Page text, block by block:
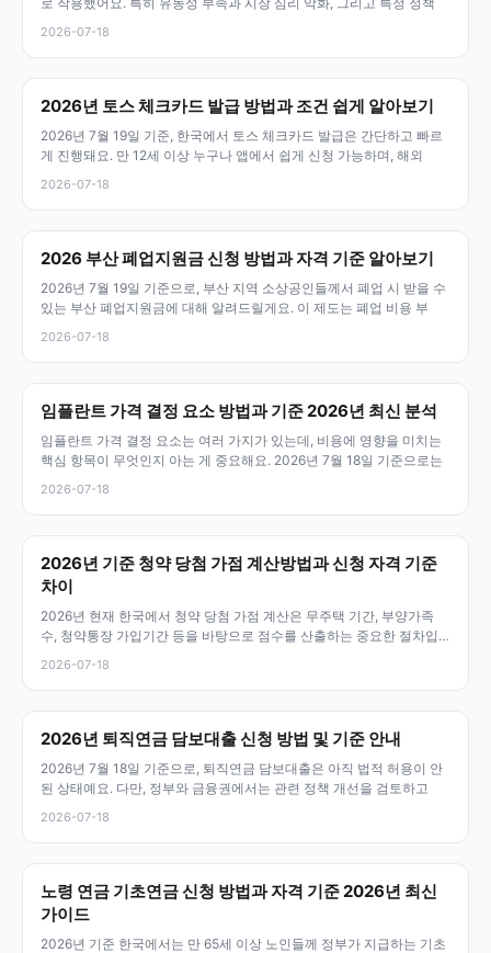
2026-07-18
2026년 토스 체크카드 발급 방법과 조건 쉽게 알아보기
2026년 7월 19일 기준, 한국에서 토스 체크카드 발급은 간단하고 빠르
게 진행돼요. 만 12세 이상 누구나 앱에서 쉽게 신청 가능하며, 해외
2026-07-18
2026 부산 폐업지원금 신청 방법과 자격 기준 알아보기
2026년 7월 19일 기준으로, 부산 지역 소상공인들께서 폐업 시 받을 수
있는 부산 폐업지원금에 대해 알려드릴게요. 이 제도는 폐업 비용 부
2026-07-18
임플란트 가격 결정 요소 방법과 기준 2026년 최신 분석
임플란트 가격 결정 요소는 여러 가지가 있는데, 비용에 영향을 미치는
핵심 항목이 무엇인지 아는 게 중요해요. 2026년 7월 18일 기준으로는
2026-07-18
2026년 기준 청약 당첨 가점 계산방법과 신청 자격 기준
차이
2026년 현재 한국에서 청약 당첨 가점 계산은 무주택 기간, 부양가족
수, 청약통장 가입기간 등을 바탕으로 점수를 산출하는 중요한 절차입
2026-07-18
2026년 퇴직연금 담보대출 신청 방법 및 기준 안내
2026년 7월 18일 기준으로, 퇴직연금 담보대출은 아직 법적 허용이 안
된 상태예요. 다만, 정부와 금융권에서는 관련 정책 개선을 검토하고
2026-07-18
노령 연금 기초연금 신청 방법과 자격 기준 2026년 최신
가이드
2026년 기준 한국에서는 만 65세 이상 노인들께 정부가 지급하는 기초